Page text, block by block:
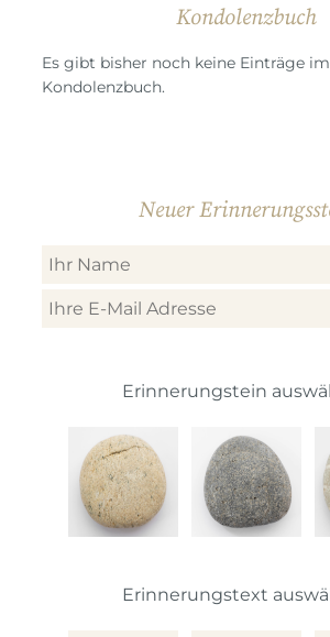
Kondolenzbuch
Es gibt bisher noch keine Einträge im
Kondolenzbuch.
Neuer
Erinnerungstein
Erinnerungstext